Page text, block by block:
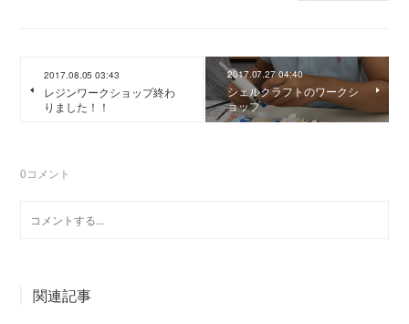
2017.08.05 03:43
レジンワークショップ終わ
りました！！
2017.07.27 04:40
シェルクラフトのワークシ
ョップ
0コメント
関連記事